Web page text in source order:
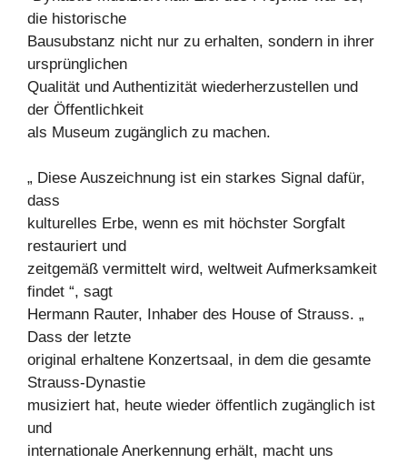
die historische
Bausubstanz nicht nur zu erhalten, sondern in ihrer
ursprünglichen
Qualität und Authentizität wiederherzustellen und
der Öffentlichkeit
als Museum zugänglich zu machen.
„ Diese Auszeichnung ist ein starkes Signal dafür,
dass
kulturelles Erbe, wenn es mit höchster Sorgfalt
restauriert und
zeitgemäß vermittelt wird, weltweit Aufmerksamkeit
findet “, sagt
Hermann Rauter, Inhaber des House of Strauss. „
Dass der letzte
original erhaltene Konzertsaal, in dem die gesamte
Strauss-Dynastie
musiziert hat, heute wieder öffentlich zugänglich ist
und
internationale Anerkennung erhält, macht uns